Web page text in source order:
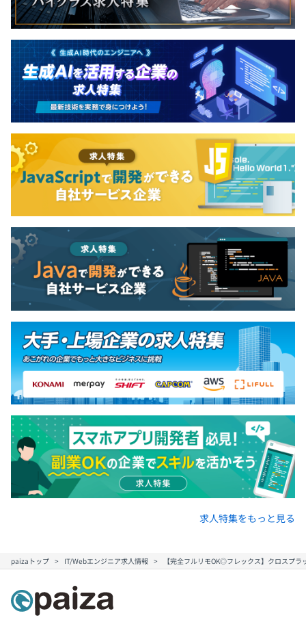
れています。
全社：128名
開発グループ：113名
（内訳：開発MGR、PM、開発エンジニア）
◾️開発マネージャー／30代
大学院卒業後、Sierに入社し、プログラム開発、インフラ
構築、パッケージ導入などに従事。
2021年から当社にJoin。
半年ほどの開発案件のPMを経験し、その後開発グループ
のマネジャーに就任。
開発案件、社員管理、営業支援、上場に向けての自社整備
対応など幅広い業務に従事。
◾️2〜3人で1チームとしてプロジェクトに当たることが多
くなっています。
◾️一人ひとりが責任をもって問題に取り組み、自由に意見
を出し合い、プロジェクトを成功に完了させるべく行動し
ています。
◾️技術調査や、スキルトランスファー、レビュー、課題管
理など、各自プロジェクトの状況・特性を見ながら最適な
方法を取り入れています。
有期雇用
契約更新の有無・契約期間の定め
あり(6カ月)
契約更新の判断基準
②本人の勤怠実績及び勤務成績
契約更新の上限
通算契約期間の上限2年、更新回数の上限6回
6カ月（試用期間中は契約社員）
※正社員登用後、退職金制度適用
で、ベンチャー通信を運営するイシン株式会社が提
供する法人向け有料会員制サービスになります。 イ
シン株式会社にエントリーした企業の中から、イシ
ン株式会社が厳正な審査のもと選出したベンチャー
企業100社が「ベストベンチャー100」として紹介さ
れます。 札幌市ワーク・ライフ・バランス認証／EC-
Cubeインテグレートパートナー／北海道働き方改革
推進企業ブロンズ認定／健康経営優良法人2023（中
小規模法人部門）
求人特集をもっと見る
paizaトップ IT/Webエンジニア求人情報 【完全フルリモOK◎フレックス】クロスプ